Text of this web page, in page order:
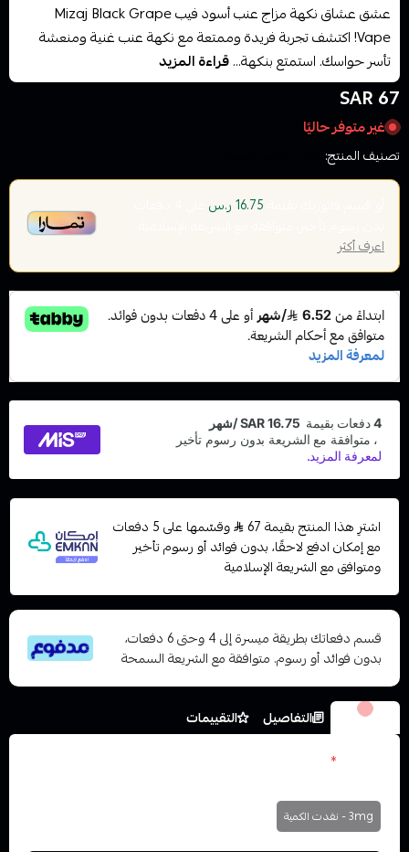
عشق عشاق نكهة مزاج عنب أسود فيب Mizaj Black Grape
Vape! اكتشف تجربة فريدة وممتعة مع نكهة عنب غنية ومنعشة
تأسر حواسك. استمتع بنكهة...قراءة المزيد
67 SAR
غير متوفر حاليًا
تصنيف المنتج:
16.75 ر.س
اعرف أكثر
اشترِ هذا المنتج بقيمة 67
وقسّمها على 5 دفعات
مع إمكان ادفع لاحقًا، بدون فوائد أو رسوم تأخير
ومتوافق مع الشريعة الإسلامية
قسم دفعاتك بطريقة ميسرة إلى 4 وحتى 6 دفعات،
بدون فوائد أو رسوم. متوافقة مع الشريعة السمحة
الخيارات التفاصيل
التقييمات
*
3mg - نفدت الكمية